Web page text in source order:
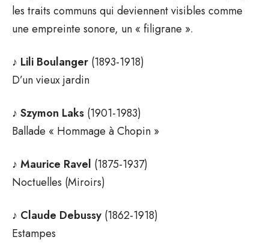
les traits communs qui deviennent visibles comme
une empreinte sonore, un « filigrane ».
♪ Lili Boulanger (1893-1918)
D’un vieux jardin
♪ Szymon Laks (1901-1983)
Ballade « Hommage à Chopin »
♪ Maurice Ravel (1875-1937)
Noctuelles (Miroirs)
♪ Claude Debussy (1862-1918)
Estampes